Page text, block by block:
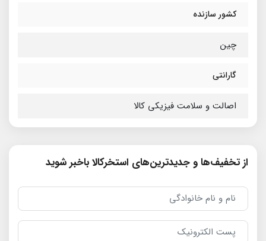
کشور سازنده
چین
گارانتی
اصالت و سلامت فیزیکی کالا
از تخفیف‌ها و جدیدترین‌های استخرکالا باخبر شوید